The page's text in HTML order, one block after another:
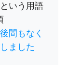
いう用語
間もなく
ました